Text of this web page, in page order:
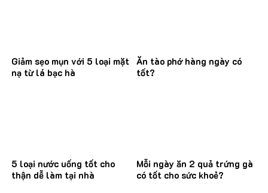
Giảm sẹo mụn với 5 loại mặt
nạ từ lá bạc hà
Ăn tào phớ hàng ngày có
tốt?
5 loại nước uống tốt cho
thận dễ làm tại nhà
Mỗi ngày ăn 2 quả trứng gà
có tốt cho sức khoẻ?